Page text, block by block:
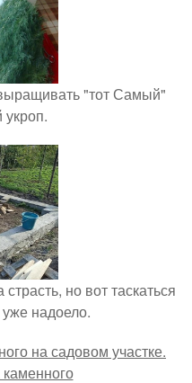
"тот Самый"
но вот таскаться
уже надоело.